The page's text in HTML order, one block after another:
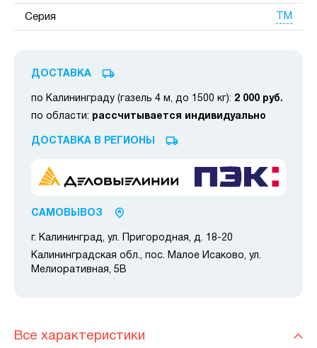
Серия TM
ДОСТАВКА
по Калининграду (газель 4 м, до 1500 кг): 2 000 руб.
по области: рассчитывается индивидуально
ДОСТАВКА В РЕГИОНЫ
САМОВЫВОЗ
г. Калининград, ул. Пригородная, д. 18-20
Калининградская обл., пос. Малое Исаково, ул.
Мелиоративная, 5В
Все характеристики